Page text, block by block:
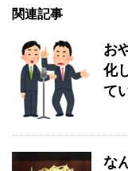
関連記事
お
化
て
な